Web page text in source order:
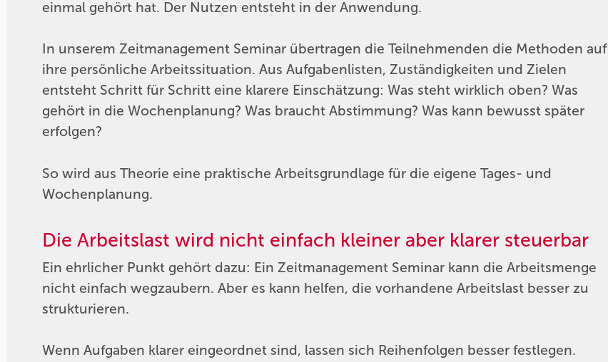
einmal gehört hat. Der Nutzen entsteht in der Anwendung.
In unserem Zeitmanagement Seminar übertragen die Teilnehmenden die Methoden auf
ihre persönliche Arbeitssituation. Aus Aufgabenlisten, Zuständigkeiten und Zielen
entsteht Schritt für Schritt eine klarere Einschätzung: Was steht wirklich oben? Was
gehört in die Wochenplanung? Was braucht Abstimmung? Was kann bewusst später
erfolgen?
So wird aus Theorie eine praktische Arbeitsgrundlage für die eigene Tages- und
Wochenplanung.
Die Arbeitslast wird nicht einfach kleiner aber klarer steuerbar
Ein ehrlicher Punkt gehört dazu: Ein Zeitmanagement Seminar kann die Arbeitsmenge
nicht einfach wegzaubern. Aber es kann helfen, die vorhandene Arbeitslast besser zu
strukturieren.
Wenn Aufgaben klarer eingeordnet sind, lassen sich Reihenfolgen besser festlegen.